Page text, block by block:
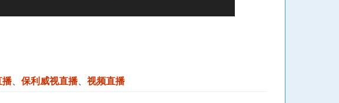
播、 保利威视直播、 视频直播